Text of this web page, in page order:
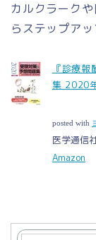
カルクラーク
らステップアッ
『診療
集 2020
posted with
医学通信
Amazon